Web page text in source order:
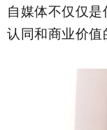
自媒体不仅仅
认同和商业价值